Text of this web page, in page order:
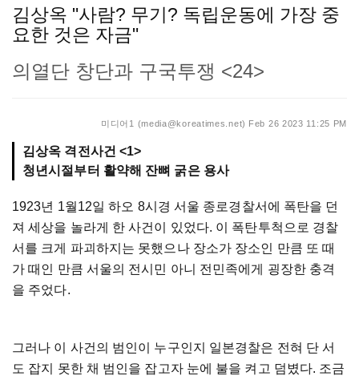
김상옥 "사람? 무기? 독립운동에 가장 중
요한 것은 자금"
의열단 창단과 구국투쟁 <24>
미디어1 (media@koreatimes.net) Feb 26 2023 11:25 PM
김상옥 격전사건 <1>
청년시절부터 활약해 잔뼈 굵은 용사
1923년 1월12일 하오 8시경 서울 종로경찰서에 폭탄을 던
져 세상을 놀라게 한 사건이 있었다. 이 폭탄투척으로 경찰
서를 크게 파괴하지는 못했으나 장소가 장소인 만큼 또 때
가 때인 만큼 서울의 전시민 아니 전민족에게 굉장한 충격
을 주었다.
그러나 이 사건의 범인이 누구인지 일본경찰은 전혀 단 서
도 잡지 못한 채 범인을 잡고자 눈에 불을 켜고 덤볐다. 조금